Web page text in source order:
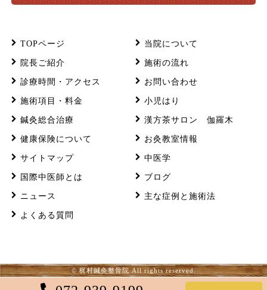
TOPページ 当院について
院長ご紹介 施術の流れ
診療時間・アクセス お問い合わせ
施術項目・料金 小児はり
鍼灸総合治療 漢方茶サロン 伽羅木
健康保険について お灸教室情報
サイトマップ 中医学
国際中医師とは ブログ
ニュース 主な症例と施術法
よくある質問
© 梶村鍼灸整骨院 All rights reserved.